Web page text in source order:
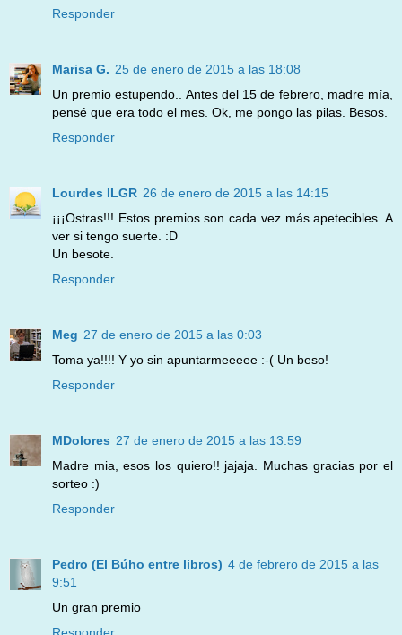
Responder
Marisa G. 25 de enero de 2015 a las 18:08
Un premio estupendo.. Antes del 15 de febrero, madre mía,
pensé que era todo el mes. Ok, me pongo las pilas. Besos.
Responder
Lourdes ILGR 26 de enero de 2015 a las 14:15
¡¡¡Ostras!!! Estos premios son cada vez más apetecibles. A
ver si tengo suerte. :D
Un besote.
Responder
Meg 27 de enero de 2015 a las 0:03
Toma ya!!!! Y yo sin apuntarmeeeee :-( Un beso!
Responder
MDolores 27 de enero de 2015 a las 13:59
Madre mia, esos los quiero!! jajaja. Muchas gracias por el
sorteo :)
Responder
Pedro (El Búho entre libros) 4 de febrero de 2015 a las
9:51
Un gran premio